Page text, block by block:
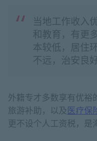
当地工作收入
和教育，有更
本较低，居住
不远，治安良好
外籍专才多数享有优裕
旅游补助，以及 医疗保
更不设个人工资税，是